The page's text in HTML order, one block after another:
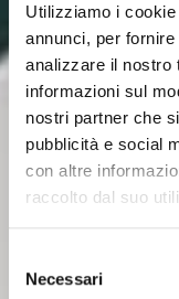
Utilizziamo i
annunci, per
analizzare il nostro
informazioni sul
nostri partner che
pubblicità e social
con altre
raccolto dal suo
delNecessari